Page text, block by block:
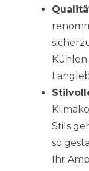
Kühlen
Stils
so
Ihr